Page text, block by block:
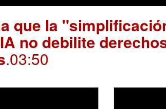
que la
no debilite
.03:50